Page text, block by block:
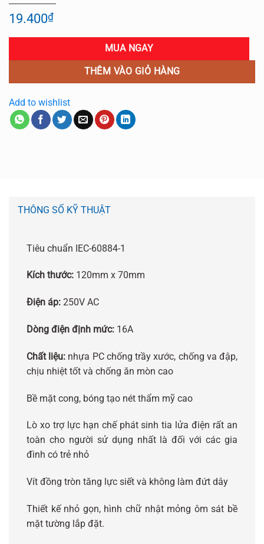
19.400₫
MUA NGAY
THÊM VÀO GIỎ HÀNG
Add to wishlist
THÔNG SỐ KỸ THUẬT
Tiêu chuẩn IEC-60884-1
Kích thước: 120mm x 70mm
Điện áp: 250V AC
Dòng điện định mức: 16A
Chất liệu: nhựa PC chống trầy xước, chống va đập,
chịu nhiệt tốt và chống ăn mòn cao
Bề mặt cong, bóng tạo nét thẩm mỹ cao
Lò xo trợ lực hạn chế phát sinh tia lửa điện rất an
toàn cho người sử dụng nhất là đối với các gia
đình có trẻ nhỏ
Vít đồng tròn tăng lực siết và không làm đứt dây
Thiết kế nhỏ gọn, hình chữ nhật mỏng ôm sát bề
mặt tường lắp đặt.